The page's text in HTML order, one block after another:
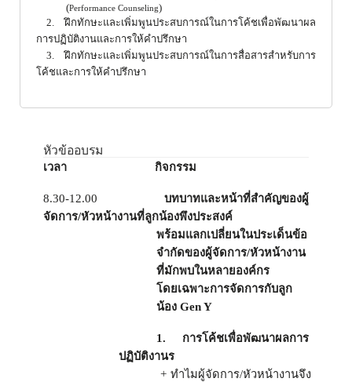
(Performance Counseling)
2.
ฝึกทักษะและเพิ่มพูนประสบการณ์ในการโค้ชเพื่อพัฒนาผล
การปฏิบัติงานและการให้คำปรึกษา
3.
ฝึกทักษะและเพิ่มพูนประสบการณ์ในการสื่อสารสำหรับการ
โค้ชและการให้คำปรึกษา
หัวข้ออบรม
เวลา กิจกรรม
8.30-12.00
บทบาทและหน้าที่สำคัญของผู้
จัดการ/หัวหน้างานที่ลูกน้องพึงประสงค์
พร้อมแลกเปลี่ยนในประเด็นข้อ
จำกัดของผู้จัดการ/หัวหน้างาน
ที่มักพบในหลายองค์กร
โดยเฉพาะการจัดการกับลูก
น้อง Gen Y
1. การโค้ชเพื่อพัฒนาผลการ
ปฏิบัติงานร
+ ทำไมผู้จัดการ/หัวหน้างานจึง